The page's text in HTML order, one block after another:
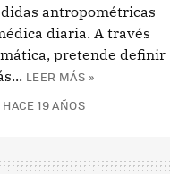
antropométricas
diaria. A través
pretende definir
LEER MÁS »
HACE 19 AÑOS